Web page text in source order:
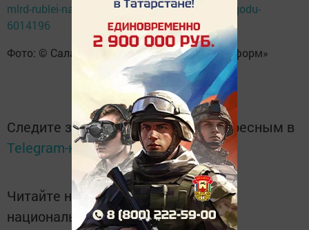
mlrd-rublei-na-realizaciyu-nacproektov-v-etom-godu-
6014196
Фото: © Салават Камалетдинов / «Татар-информ»
Следите за самым важным и интересным в
Telegram-каналеТатмедиа
Читайте новости Татарстана в
национальном мессенджере MАХ: